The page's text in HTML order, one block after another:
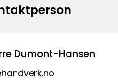
Dumont-Hansen